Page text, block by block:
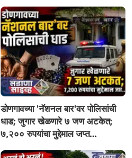
डोणगावच्या 'नॅशनल बार'वर पोलिसांची
धाड; जुगार खेळणारे ७ जण अटकेत;
७,२०० रुपयांचा मुद्देमाल जप्त...